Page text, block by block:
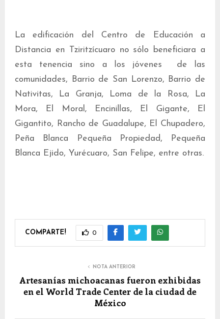
La edificación del Centro de Educación a
Distancia en Tziritzícuaro no sólo beneficiara a
esta tenencia sino a los jóvenes de las
comunidades, Barrio de San Lorenzo, Barrio de
Nativitas, La Granja, Loma de la Rosa, La
Mora, El Moral, Encinillas, El Gigante, El
Gigantito, Rancho de Guadalupe, El Chupadero,
Peña Blanca Pequeña Propiedad, Pequeña
Blanca Ejido, Yurécuaro, San Felipe, entre otras.
COMPARTE! 0
NOTA ANTERIOR
Artesanías michoacanas fueron exhibidas
en el World Trade Center de la ciudad de
México